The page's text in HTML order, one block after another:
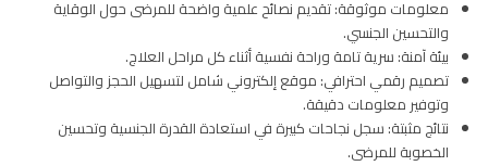
معلومات موثوقة: تقديم نصائح علمية واضحة للمرضى حول الوقاية
والتحسين الجنسي.
بيئة آمنة: سرية تامة وراحة نفسية أثناء كل مراحل العلاج.
تصميم رقمي احترافي: موقع إلكتروني شامل لتسهيل الحجز والتواصل
وتوفير معلومات دقيقة.
نتائج مثبتة: سجل نجاحات كبيرة في استعادة القدرة الجنسية وتحسين
الخصوبة للمرضى.